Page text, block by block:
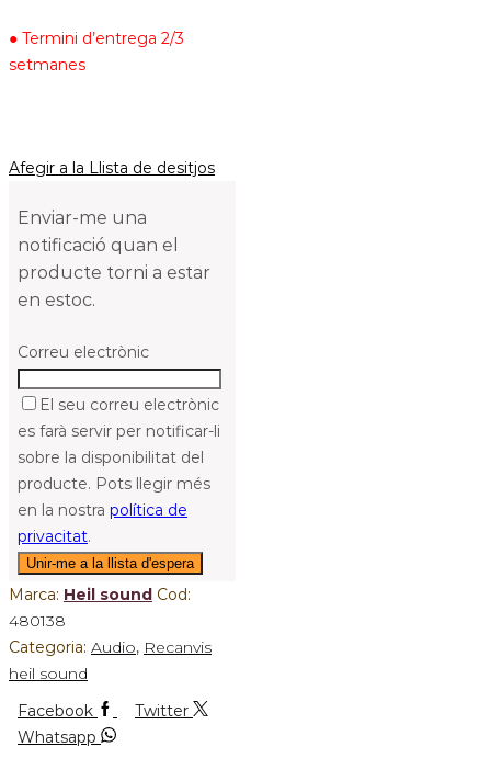
● Termini d’entrega 2/3
setmanes
Afegir a la Llista de desitjos
Enviar-me una
notificació quan el
producte torni a estar
en estoc.
Correu electrònic
El seu correu electrònic
es farà servir per notificar-li
sobre la disponibilitat del
producte. Pots llegir més
en la nostra política de
privacitat.
Marca: Heil sound Cod:
480138
Categoria: Audio, Recanvis
heil sound
Facebook
Twitter
Whatsapp